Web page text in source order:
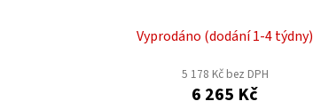
Vyprodáno (dodání 1-4 týdny)
5 178 Kč bez DPH
6 265 Kč